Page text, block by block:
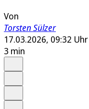
Von
Torsten Sülzer
17.03.2026, 09:32 Uhr
3 min